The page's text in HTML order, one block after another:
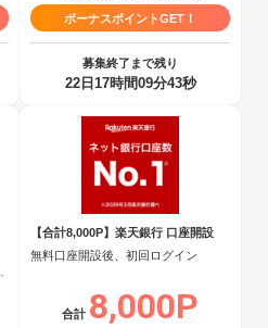
ボーナスポイントGET！
募集終了まで残り
22日17時間09分42秒
【合計8,000P】楽天銀行 口座開設
無料口座開設後、初回ログイン
合計 8,000P